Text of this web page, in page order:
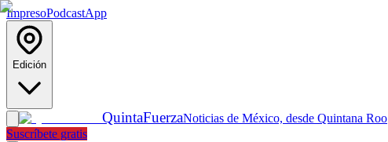
ImpresoPodcastApp
Edición
QuintaFuerzaNoticias de México, desde Quintana Roo
Suscríbete gratis